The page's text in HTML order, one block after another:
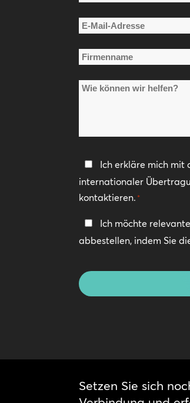
Vorname
E-
Adresse
Firmenname
Wie
helfen?
Datenschutzerklärung
*
Ich erkläre mich mit
internationaler
kontaktieren. *
In
Kontakt
Ich möchte
abbestellen, indem Sie
Setzen Sie sich